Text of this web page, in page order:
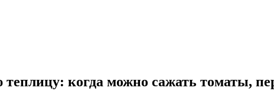
когда можно сажать томаты,